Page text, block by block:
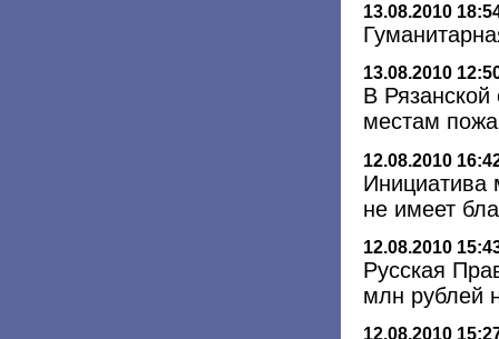
13.08.2010
13.08.2010
В Рязанской
местам
12.08.2010
Инициатива
не имеет
12.08.2010
Русская
млн рублей
12.08.2010